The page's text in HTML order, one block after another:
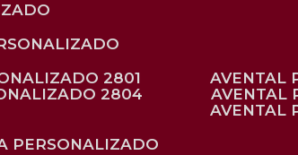
2801
2804
PERSONALIZADO